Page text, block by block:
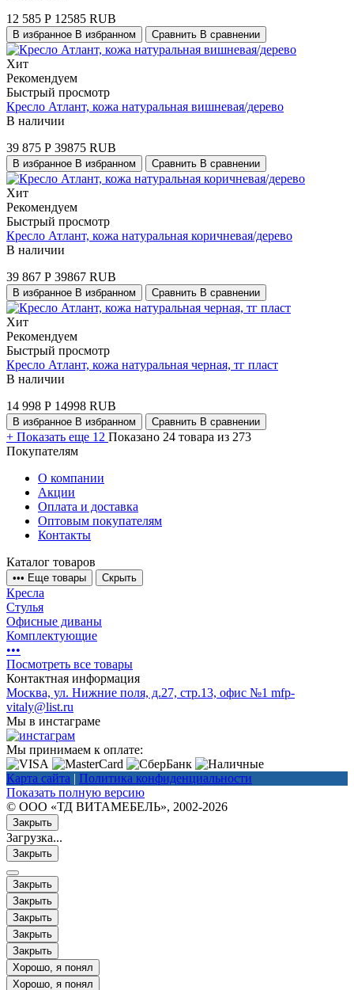
12 585 Р 12585 RUB
В избранное В избранном Сравнить В сравнении
Хит
Рекомендуем
Быстрый просмотр
Кресло Атлант, кожа натуральная вишневая/дерево
В наличии
39 875 Р 39875 RUB
В избранное В избранном Сравнить В сравнении
Хит
Рекомендуем
Быстрый просмотр
Кресло Атлант, кожа натуральная коричневая/дерево
В наличии
39 867 Р 39867 RUB
В избранное В избранном Сравнить В сравнении
Хит
Рекомендуем
Быстрый просмотр
Кресло Атлант, кожа натуральная черная, тг пласт
В наличии
14 998 Р 14998 RUB
В избранное В избранном Сравнить В сравнении
+ Показать еще 12 Показано 24 товара из 273
Покупателям
О компании
Акции
Оплата и доставка
Оптовым покупателям
Контакты
Каталог товаров
••• Еще товары Скрыть
Кресла
Стулья
Офисные диваны
Комплектующие
•••
Посмотреть все товары
Контактная информация
Москва, ул. Нижние поля, д.27, стр.13, офис №1 mfp-
vitaly@list.ru
Мы в инстаграме
Мы принимаем к оплате:
Карта сайта | Политика конфиденциальности
Показать полную версию
© ООО «ТД ВИТАМЕБЕЛЬ», 2002-2026
Закрыть
Загрузка...
Закрыть
Закрыть
Закрыть
Закрыть
Закрыть
Закрыть
Хорошо, я понял
Хорошо, я понял